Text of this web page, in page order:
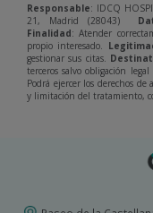
Responsable: IDCQ
21, Madrid (28043)
Finalidad: Atender
propio interesado.
gestionar sus citas.
terceros salvo obligación
Podrá ejercer los derechos
y limitación del tratamiento,